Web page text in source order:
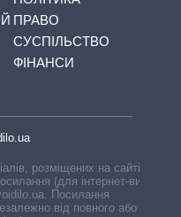
ПРАВО
СУСПІЛЬСТВО
ФІНАНСИ
розміщених на сайті,
(для інтернет-видань
Посилання
від повного або